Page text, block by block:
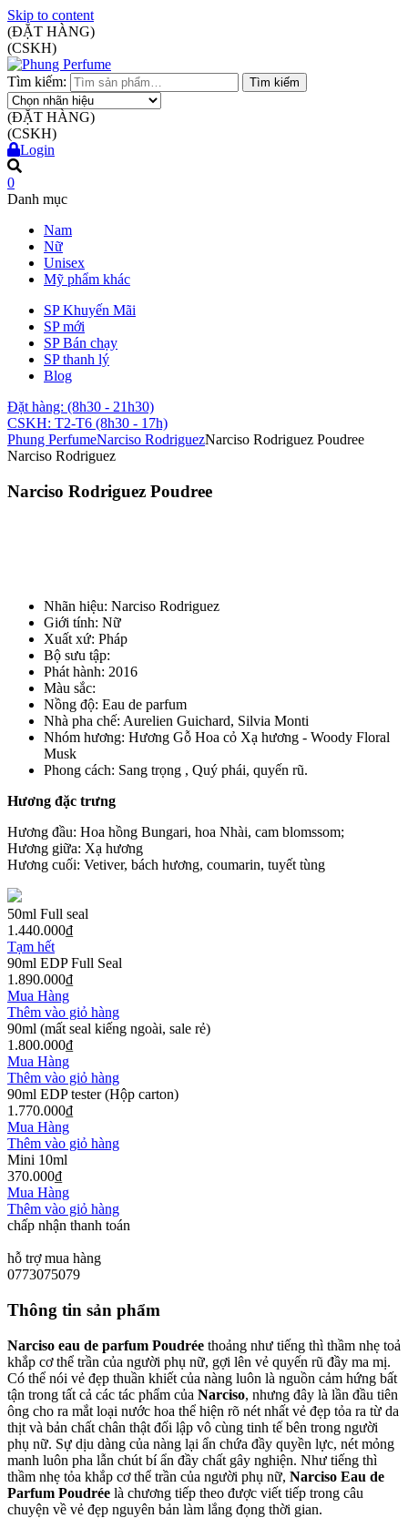
Skip to content
(ĐẶT HÀNG)
(CSKH)
Tìm kiếm: Tìm kiếm
(ĐẶT HÀNG)
(CSKH)
Login
0
Danh mục
Nam
Nữ
Unisex
Mỹ phẩm khác
SP Khuyến Mãi
SP mới
SP Bán chạy
SP thanh lý
Blog
Đặt hàng: (8h30 - 21h30)
CSKH: T2-T6 (8h30 - 17h)
Phung PerfumeNarciso RodriguezNarciso Rodriguez Poudree
Narciso Rodriguez
Narciso Rodriguez Poudree
Nhãn hiệu: Narciso Rodriguez
Giới tính: Nữ
Xuất xứ: Pháp
Bộ sưu tập:
Phát hành: 2016
Màu sắc:
Nồng độ: Eau de parfum
Nhà pha chế: Aurelien Guichard, Silvia Monti
Nhóm hương: Hương Gỗ Hoa cỏ Xạ hương - Woody Floral
Musk
Phong cách: Sang trọng , Quý phái, quyến rũ.
Hương đặc trưng
Hương đầu: Hoa hồng Bungari, hoa Nhài, cam blomssom;
Hương giữa: Xạ hương
Hương cuối: Vetiver, bách hương, coumarin, tuyết tùng
50ml Full seal
1.440.000₫
Tạm hết
90ml EDP Full Seal
1.890.000₫
Mua Hàng
Thêm vào giỏ hàng
90ml (mất seal kiếng ngoài, sale rẻ)
1.800.000₫
Mua Hàng
Thêm vào giỏ hàng
90ml EDP tester (Hộp carton)
1.770.000₫
Mua Hàng
Thêm vào giỏ hàng
Mini 10ml
370.000₫
Mua Hàng
Thêm vào giỏ hàng
chấp nhận thanh toán
hỗ trợ mua hàng
0773075079
Thông tin sản phẩm
Narciso eau de parfum Poudrée thoảng như tiếng thì thầm nhẹ toả
khắp cơ thể trần của người phụ nữ, gợi lên vẻ quyến rũ đầy ma mị.
Có thể nói vẻ đẹp thuần khiết của nàng luôn là nguồn cảm hứng bất
tận trong tất cả các tác phẩm của Narciso, nhưng đây là lần đầu tiên
ông cho ra mắt loại nước hoa thể hiện rõ nét nhất vẻ đẹp tỏa ra từ da
thịt và bản chất chân thật đối lập vô cùng tinh tế bên trong người
phụ nữ. Sự dịu dàng của nàng lại ẩn chứa đầy quyền lực, nét mỏng
manh luôn pha lẫn chút bí ẩn đầy chất gây nghiện. Như tiếng thì
thầm nhẹ tỏa khắp cơ thể trần của người phụ nữ, Narciso Eau de
Parfum Poudrée là chương tiếp theo được viết tiếp trong câu
chuyện về vẻ đẹp nguyên bản làm lắng đọng thời gian.